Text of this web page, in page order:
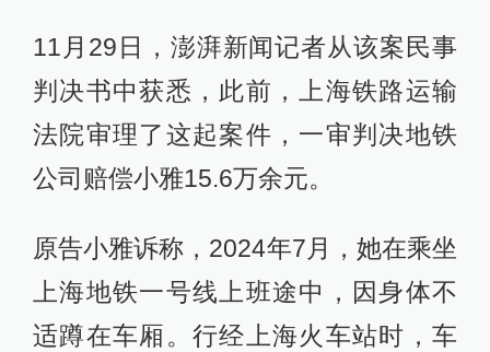
11月29日，澎湃新闻记者从该案民事
判决书中获悉，此前，上海铁路运输
法院审理了这起案件，一审判决地铁
公司赔偿小雅15.6万余元。
原告小雅诉称，2024年7月，她在乘坐
上海地铁一号线上班途中，因身体不
适蹲在车厢。行经上海火车站时，车